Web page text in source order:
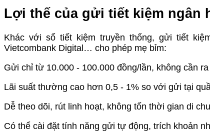
Lợi thế của gửi tiết kiệm ngân
Khác với sổ tiết kiệm truyền thống, gửi tiết
Vietcombank Digital… cho phép mẹ bỉm:
Gửi chỉ từ 10.000 - 100.000 đồng/lần, không cần
Lãi suất thường cao hơn 0,5 - 1% so với gửi tại
Dễ theo dõi, rút linh hoạt, không tốn thời gian di
Có thể cài đặt tính năng gửi tự động, trích khoản